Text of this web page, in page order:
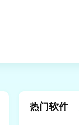
热门软件